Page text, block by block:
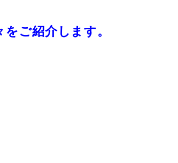
ご紹介します。